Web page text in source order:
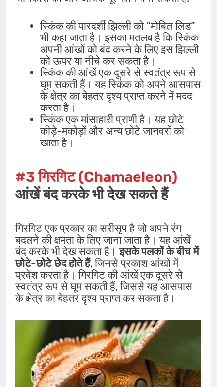
स्किंक की पारदर्शी झिल्ली को “मोबिल लिड”
भी कहा जाता है। इसका मतलब है कि स्किंक
अपनी आंखों को बंद करने के लिए इस झिल्ली
को ऊपर या नीचे कर सकता है।
स्किंक की आंखें एक दूसरे से स्वतंत्र रूप से
घूम सकती हैं। यह स्किंक को अपने आसपास
के क्षेत्र का बेहतर दृश्य प्राप्त करने में मदद
करता है।
स्किंक एक मांसाहारी प्राणी है। यह छोटे
कीड़े-मकोड़ों और अन्य छोटे जानवरों को
खाता है।
#3गिरगिट(Chamaeleon)
आंखें बंद करके भी देख सकते हैं
गिरगिट एक प्रकार का सरीसृप है जो अपने रंग
बदलने की क्षमता के लिए जाना जाता है। यह आंखें
बंद करके भी देख सकता है।इसके पलकों के बीच में
छोटे-छोटे छेद होते हैं, जिनसे प्रकाश आंखों में
प्रवेश करता है। गिरगिट की आंखें एक दूसरे से
स्वतंत्र रूप से घूम सकती हैं, जिससे यह आसपास
के क्षेत्र का बेहतर दृश्य प्राप्त कर सकता है।